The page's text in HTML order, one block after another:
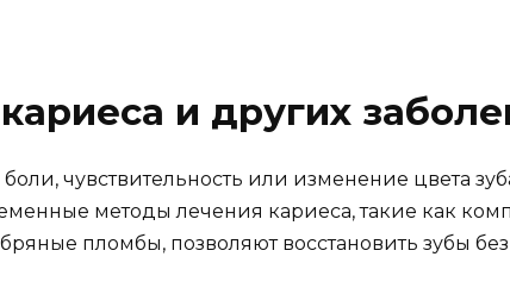
и других
чувствительность или изменение цвета
методы лечения кариеса, такие как
пломбы, позволяют восстановить зубы